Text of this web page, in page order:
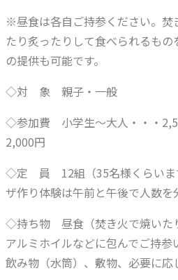
※昼食は各自ご持参ください。焚
たり炙ったりして食べられるも
の提供も可能です。
◇対 象 親子・一般
◇参加費 小学生～大人・・・
2,000円
◇定 員 12組（35名様くらいま
ザ作り体験は午前と午後で人数を
◇持ち物 昼食（焚き火で焼いた
アルミホイルなどに包んでご持参
飲み物（水筒）、敷物、必要に応